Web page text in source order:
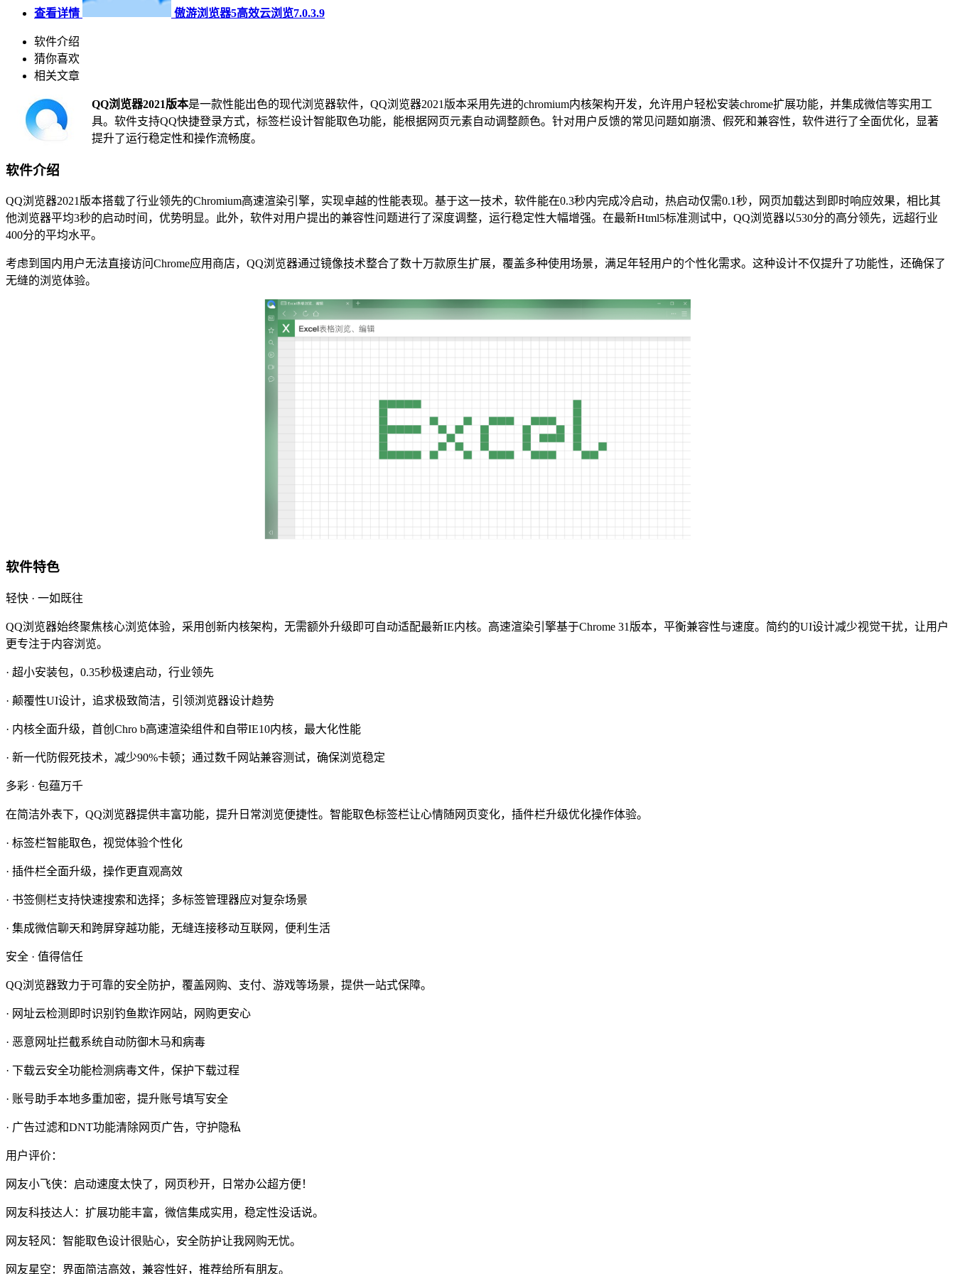
查看详情 傲游浏览器5高效云浏览7.0.3.9
软件介绍
猜你喜欢
相关文章
QQ浏览器2021版本是一款性能出色的现代浏览器软件，QQ浏览器2021版本采用先进的chromium内核架构开发，允许用户轻松安装chrome扩展功能，并集成微信等实用工
具。软件支持QQ快捷登录方式，标签栏设计智能取色功能，能根据网页元素自动调整颜色。针对用户反馈的常见问题如崩溃、假死和兼容性，软件进行了全面优化，显著
提升了运行稳定性和操作流畅度。
软件介绍
QQ浏览器2021版本搭载了行业领先的Chromium高速渲染引擎，实现卓越的性能表现。基于这一技术，软件能在0.3秒内完成冷启动，热启动仅需0.1秒，网页加载达到即时响应效果，相比其
他浏览器平均3秒的启动时间，优势明显。此外，软件对用户提出的兼容性问题进行了深度调整，运行稳定性大幅增强。在最新Html5标准测试中，QQ浏览器以530分的高分领先，远超行业
400分的平均水平。
考虑到国内用户无法直接访问Chrome应用商店，QQ浏览器通过镜像技术整合了数十万款原生扩展，覆盖多种使用场景，满足年轻用户的个性化需求。这种设计不仅提升了功能性，还确保了
无缝的浏览体验。
软件特色
轻快 · 一如既往
QQ浏览器始终聚焦核心浏览体验，采用创新内核架构，无需额外升级即可自动适配最新IE内核。高速渲染引擎基于Chrome 31版本，平衡兼容性与速度。简约的UI设计减少视觉干扰，让用户
更专注于内容浏览。
· 超小安装包，0.35秒极速启动，行业领先
· 颠覆性UI设计，追求极致简洁，引领浏览器设计趋势
· 内核全面升级，首创Chro b高速渲染组件和自带IE10内核，最大化性能
· 新一代防假死技术，减少90%卡顿；通过数千网站兼容测试，确保浏览稳定
多彩 · 包蕴万千
在简洁外表下，QQ浏览器提供丰富功能，提升日常浏览便捷性。智能取色标签栏让心情随网页变化，插件栏升级优化操作体验。
· 标签栏智能取色，视觉体验个性化
· 插件栏全面升级，操作更直观高效
· 书签侧栏支持快速搜索和选择；多标签管理器应对复杂场景
· 集成微信聊天和跨屏穿越功能，无缝连接移动互联网，便利生活
安全 · 值得信任
QQ浏览器致力于可靠的安全防护，覆盖网购、支付、游戏等场景，提供一站式保障。
· 网址云检测即时识别钓鱼欺诈网站，网购更安心
· 恶意网址拦截系统自动防御木马和病毒
· 下载云安全功能检测病毒文件，保护下载过程
· 账号助手本地多重加密，提升账号填写安全
· 广告过滤和DNT功能清除网页广告，守护隐私
用户评价：
网友小飞侠：启动速度太快了，网页秒开，日常办公超方便！
网友科技达人：扩展功能丰富，微信集成实用，稳定性没话说。
网友轻风：智能取色设计很贴心，安全防护让我网购无忧。
网友星空：界面简洁高效，兼容性好，推荐给所有朋友。